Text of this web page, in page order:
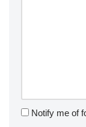
Notify me of